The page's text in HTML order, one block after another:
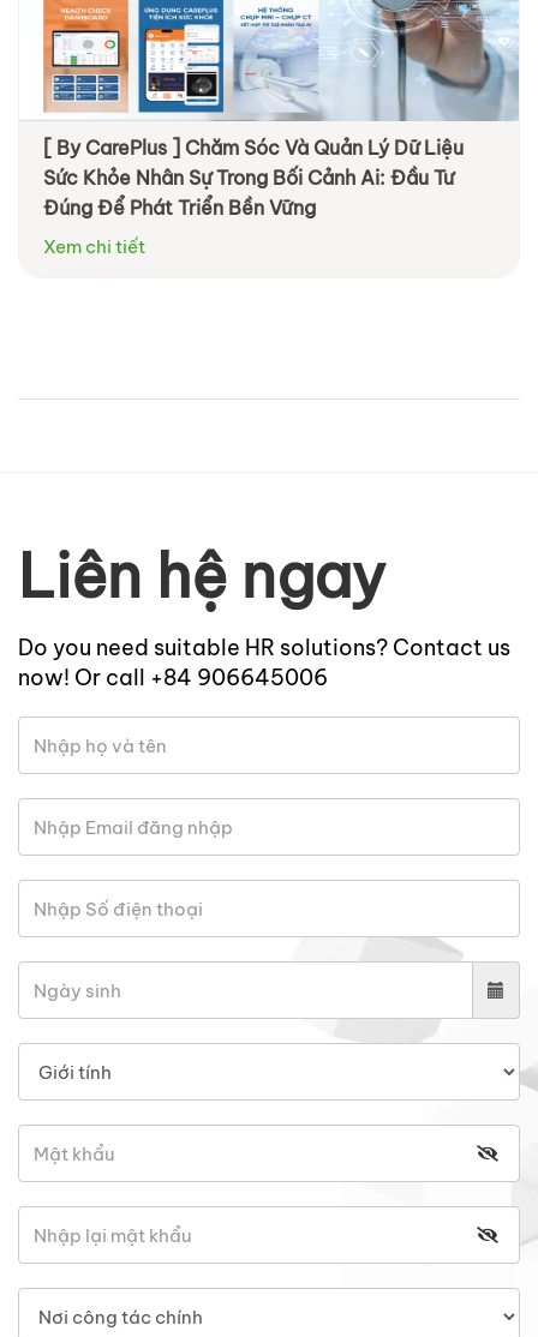
[ By CarePlus ] Chăm Sóc Và Quản Lý Dữ Liệu
Sức Khỏe Nhân Sự Trong Bối Cảnh Ai: Đầu Tư
Đúng Để Phát Triển Bền Vững
Xem chi tiết
[ By Diag ] Trung tâm Y khoa DIAG tham dự
VNHR: Đồng hành cùng doanh nghiệp chăm sóc
sức khỏe nhân viên chủ động và hiệu quả hơn
Xem chi tiết
Liên hệ ngay
Do you need suitable HR solutions? Contact us
now! Or call +84 906645006